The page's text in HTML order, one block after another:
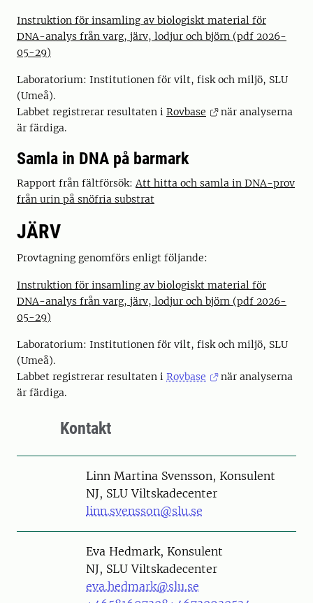
Instruktion för insamling av biologiskt material för
DNA-analys från varg, järv, lodjur och björn (pdf 2026-
05-29)
Laboratorium: Institutionen för vilt, fisk och miljö, SLU
(Umeå).
Labbet registrerar resultaten i Rovbase
när analyserna
är färdiga.
Samla in DNA på barmark
Rapport från fältförsök:Att hitta och samla in DNA-prov
från urin på snöfria substrat
JÄRV
Provtagning genomförs enligt följande:
Instruktion för insamling av biologiskt material för
DNA-analys från varg, järv, lodjur och björn (pdf 2026-
05-29)
Laboratorium: Institutionen för vilt, fisk och miljö, SLU
(Umeå).
Labbet registrerar resultaten i Rovbase
när analyserna
är färdiga.
Kontakt
PersonLinn Martina Svensson, Konsulent
NJ, SLU Viltskadecenter
linn.svensson@slu.se
PersonEva Hedmark, Konsulent
NJ, SLU Viltskadecenter
eva.hedmark@slu.se